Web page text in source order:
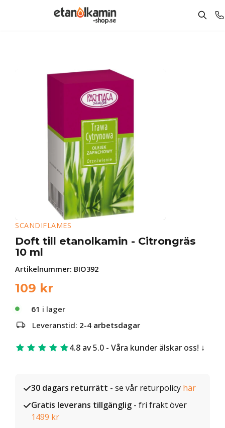
SCANDIFLAMES
Doft till etanolkamin - Citrongräs
10 ml
Artikelnummer: BIO392
109 kr
61 i lager
Leveranstid: 2-4 arbetsdagar
4.8 av 5.0 - Våra kunder älskar oss!
30 dagars returrätt - se vår returpolicy här
Gratis leverans tillgänglig - fri frakt över
1499 kr